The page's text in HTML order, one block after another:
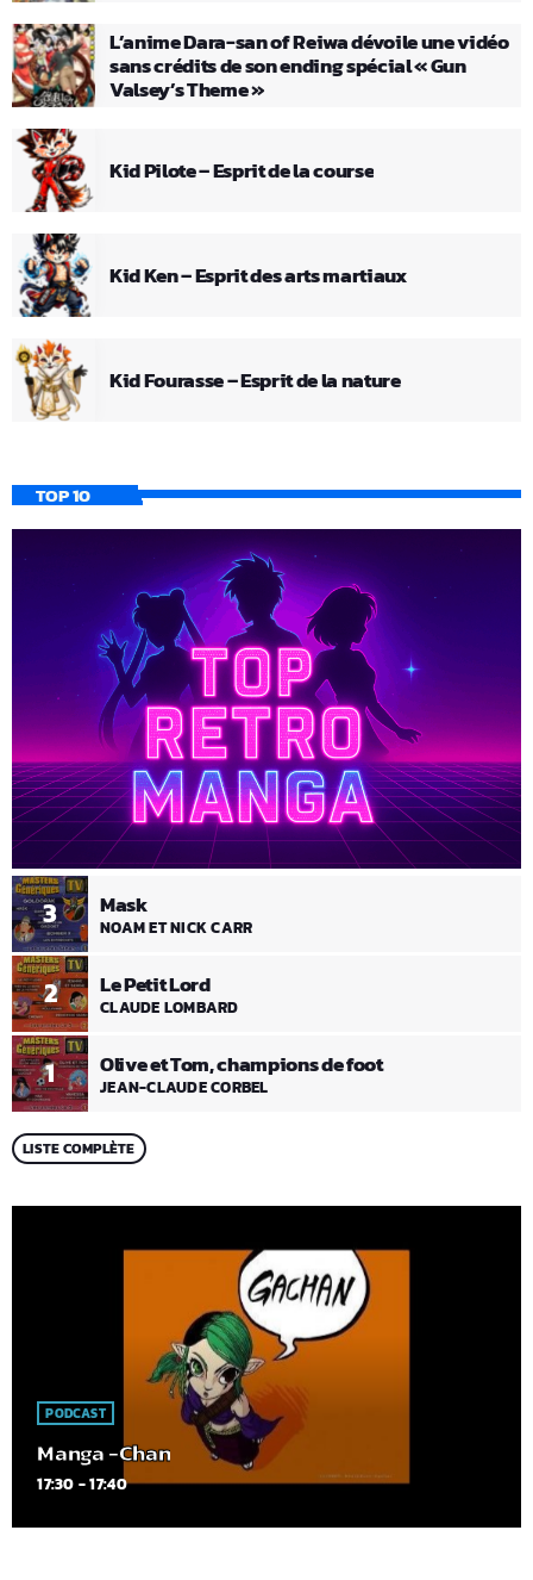
L’anime Dara-san of Reiwa dévoile une vidéo
sans crédits de son ending spécial « Gun
Valsey’s Theme »
Kid Pilote – Esprit de la course
Kid Ken – Esprit des arts martiaux
Kid Fourasse – Esprit de la nature
TOP 10
1 Olive et Tom, champions de foot
JEAN-CLAUDE CORBEL
2 Le Petit Lord
CLAUDE LOMBARD
3 Mask
NOAM ET NICK CARR
LISTE COMPLÈTE
PODCAST
Manga -Chan
17:30 - 17:40